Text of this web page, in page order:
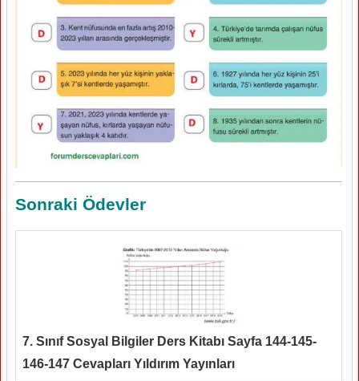
Sonraki Ödevler
7. Sınıf Sosyal Bilgiler Ders Kitabı Sayfa 144-145-
146-147 Cevapları Yıldırım Yayınları